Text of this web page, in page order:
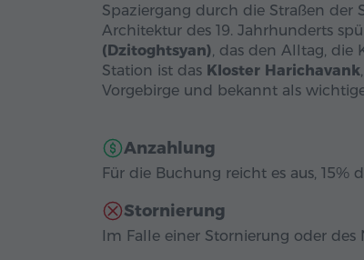
Spaziergang durch die Straßen der
Architektur des 19. Jahrhunderts
(Dzitoghtsyan), das den Alltag, die
Station ist das Kloster Harichavank
Vorgebirge und bekannt als
Anzahlung
Für die Buchung reicht es aus, 15%
Stornierung
Im Falle einer Stornierung oder des